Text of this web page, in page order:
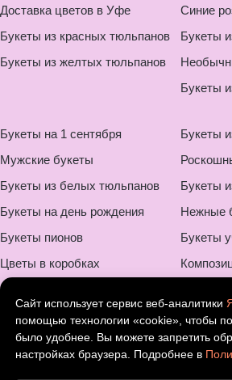
Доставка цветов в Уфе
Букеты из красных тюльпанов
Букеты из желтых тюльпанов
Синие
Букеты
Букеты
Букеты на 1 сентября
Мужские букеты
Букеты из белых тюльпанов
Букеты на день рождения
Букеты пионов
Цветы в коробках
Букеты на свадьбу
Букеты ребенку
Букеты
Букеты
Нежные
Букеты
Букеты
Сайт использует сервис веб-аналитики
помощью технологии «cookie», чтобы
было удобнее. Вы можете запретить
настройках браузера. Подробнее в